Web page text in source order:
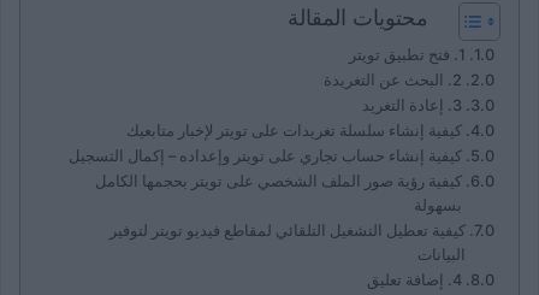
محتويات المقالة
1. فتح تطبيق تويتر
2. البحث عن التغريدة
3. إعادة التغريد
كيفية إنشاء سلسلة تغريدات على تويتر لإخبار متابعيك
كيفية إنشاء حساب تجاري على تويتر وإعداده – إكمال التسجيل
كيفية رؤية صور الملف الشخصي على تويتر بحجمها الكامل
بسهولة
كيفية تعطيل التشغيل التلقائي لمقاطع فيديو تويتر لتوفير
البيانات
4. إضافة تعليق